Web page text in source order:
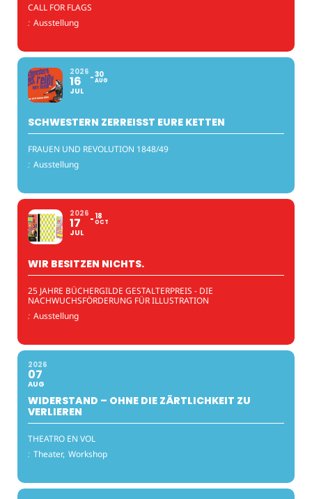
CALL FOR FLAGS
: Ausstellung
2026
16
JUL
30
AUG
SCHWESTERN ZERREISST EURE KETTEN
FRAUEN UND REVOLUTION 1848/49
: Ausstellung
2026
17
JUL
18
OCT
WIR BESITZEN NICHTS.
25 JAHRE BÜCHERGILDE GESTALTERPREIS - DIE
NACHWUCHSFÖRDERUNG FÜR ILLUSTRATION
: Ausstellung
2026
07
AUG
WIDERSTAND – OHNE DIE ZÄRTLICHKEIT ZU
VERLIEREN
THEATRO EN VOL
: Theater, Workshop